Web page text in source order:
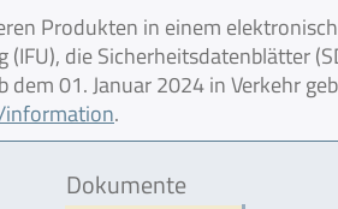
Produkten in einem
die Sicherheitsdatenblätter
dem 01. Januar 2024 in Verkehr
information.
Dokumente